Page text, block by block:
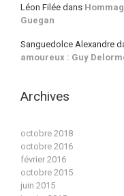
Léon Filée dans
Guegan
Sanguedolce Alexandre
amoureux : Guy
Archives
octobre 2018
octobre 2016
février 2016
octobre 2015
juin 2015